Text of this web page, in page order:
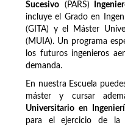
Sucesivo (PARS)
incluye el Grado en
(GITA) y el Máster
(MUIA). Un programa
los futuros ingenieros
demanda.
En nuestra Escuela
máster y cursar
Universitario en
para el ejercicio de la